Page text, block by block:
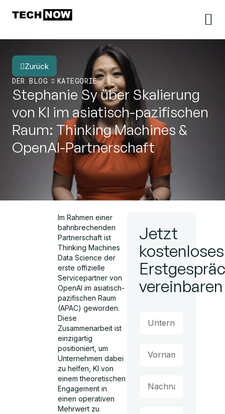
Zurück
DER BLOG
KATEGORIE
Stephanie Sy über Skalierung
von KI im asiatisch-pazifischen
Raum: Thinking Machines &
OpenAI-Partnerschaft
Im Rahmen einer
bahnbrechenden
Partnerschaft ist
Thinking Machines
Data Science der
erste offizielle
Servicepartner von
OpenAI im asiatisch-
pazifischen Raum
(APAC) geworden.
Diese
Zusammenarbeit ist
einzigartig
positioniert, um
Unternehmen dabei
zu helfen, KI von
einem theoretischen
Engagement in
einen operativen
Mehrwert zu
Jetzt
kostenloses
vereinbaren